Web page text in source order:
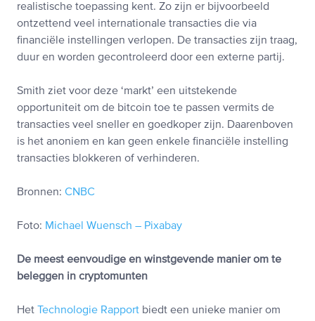
realistische toepassing kent. Zo zijn er bijvoorbeeld
ontzettend veel internationale transacties die via
financiële instellingen verlopen. De transacties zijn traag,
duur en worden gecontroleerd door een externe partij.
Smith ziet voor deze ‘markt’ een uitstekende
opportuniteit om de bitcoin toe te passen vermits de
transacties veel sneller en goedkoper zijn. Daarenboven
is het anoniem en kan geen enkele financiële instelling
transacties blokkeren of verhinderen.
Bronnen: CNBC
Foto: Michael Wuensch – Pixabay
De meest eenvoudige en winstgevende manier om te
beleggen in cryptomunten
Het Technologie Rapport biedt een unieke manier om